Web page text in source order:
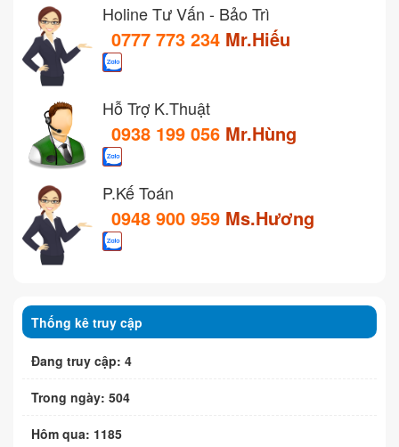
Holine Tư Vấn - Bảo Trì
0777 773 234 Mr.Hiếu
Hỗ Trợ K.Thuật
0938 199 056 Mr.Hùng
P.Kế Toán
0948 900 959 Ms.Hương
Thống kê truy cập
Đang truy cập: 4
Trong ngày: 504
Hôm qua: 1185